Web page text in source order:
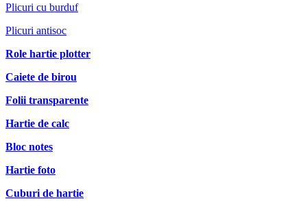
Plicuri cu burduf
Plicuri antisoc
Role hartie plotter
Caiete de birou
Folii transparente
Hartie de calc
Bloc notes
Hartie foto
Cuburi de hartie